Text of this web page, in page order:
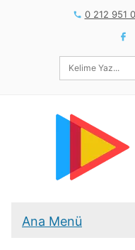
0 212 951
Ana Menü